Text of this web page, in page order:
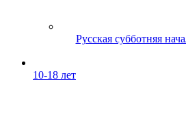
Русская субботняя
10-18 лет